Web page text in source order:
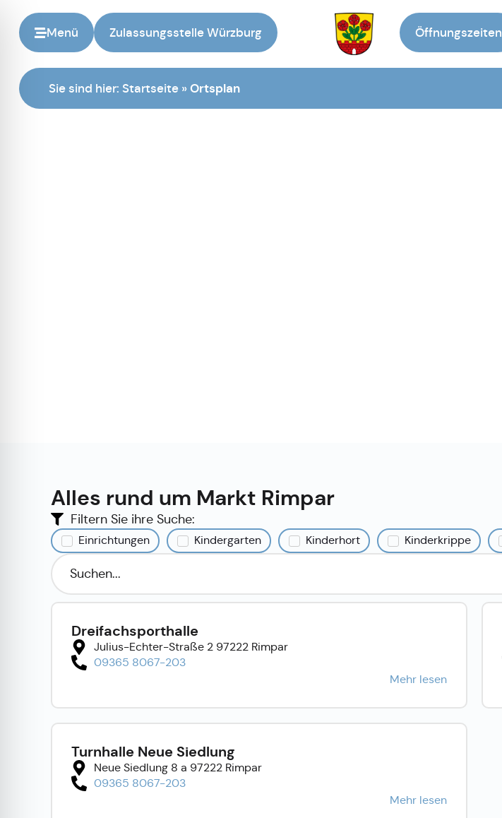
Menü Zulassungsstelle Würzburg
Zur Startseite
Öffnungszeiten
Sie sind hier: Startseite » Ortsplan
Alles rund um Markt Rimpar
Filtern Sie ihre Suche:
Einrichtungen Kindergarten Kinderhort Kinderkrippe
Dreifachsporthalle
Julius-Echter-Straße 2 97222 Rimpar
09365 8067-203
Mehr lesen
Turnhalle Neue Siedlung
Neue Siedlung 8 a 97222 Rimpar
09365 8067-203
Mehr lesen